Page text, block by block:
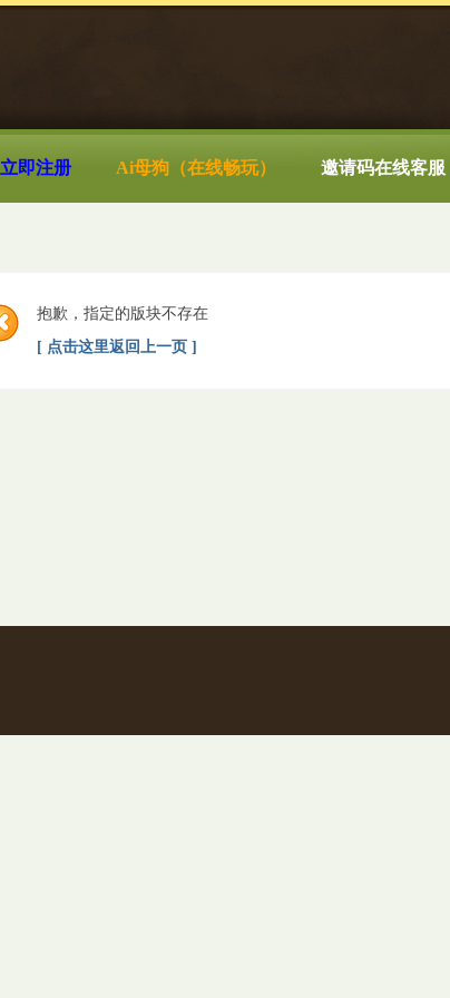
立即注册 Ai母狗（在线畅玩） 邀请码在线客服
抱歉，指定的版块不存在
[ 点击这里返回上一页 ]